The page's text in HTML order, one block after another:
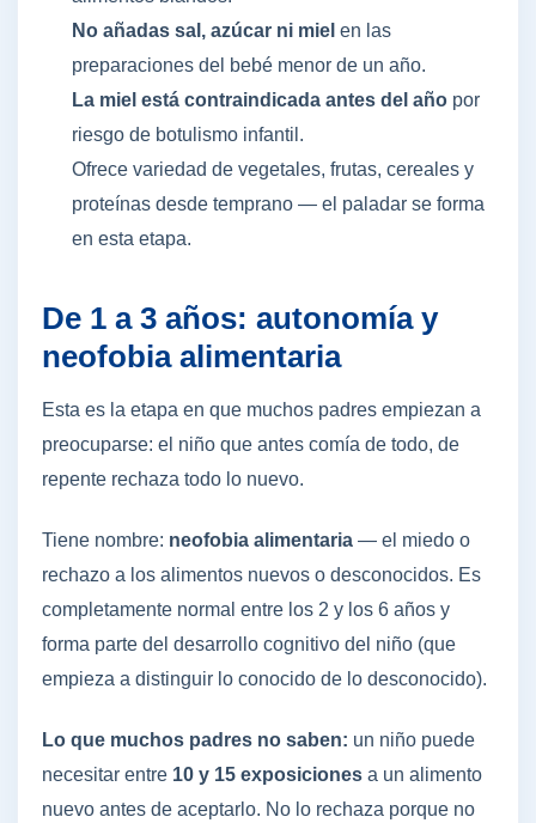
No añadas sal, azúcar ni miel en las
preparaciones del bebé menor de un año.
La miel está contraindicada antes del año por
riesgo de botulismo infantil.
Ofrece variedad de vegetales, frutas, cereales y
proteínas desde temprano — el paladar se forma
en esta etapa.
De 1 a 3 años: autonomía y
neofobia alimentaria
Esta es la etapa en que muchos padres empiezan a
preocuparse: el niño que antes comía de todo, de
repente rechaza todo lo nuevo.
Tiene nombre: neofobia alimentaria — el miedo o
rechazo a los alimentos nuevos o desconocidos. Es
completamente normal entre los 2 y los 6 años y
forma parte del desarrollo cognitivo del niño (que
empieza a distinguir lo conocido de lo desconocido).
Lo que muchos padres no saben: un niño puede
necesitar entre 10 y 15 exposiciones a un alimento
nuevo antes de aceptarlo. No lo rechaza porque no